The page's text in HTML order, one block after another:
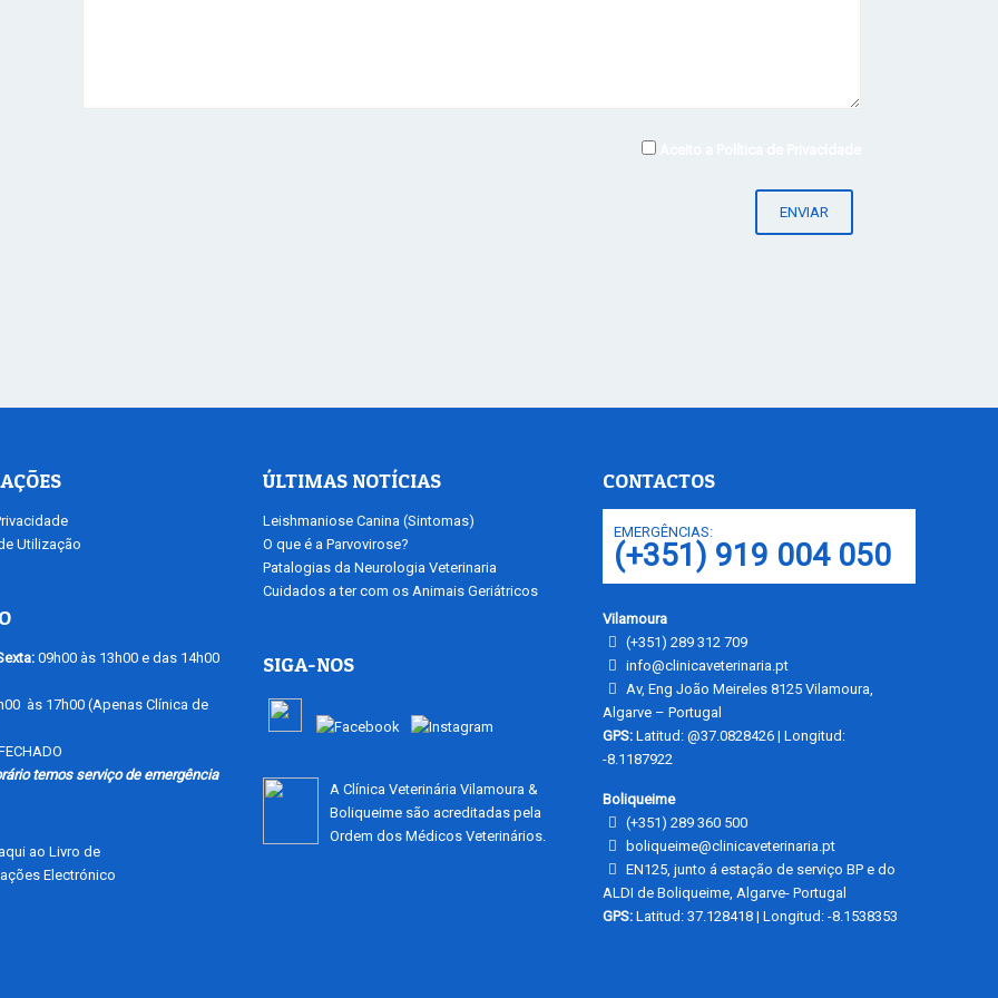
Utilização
09h00 às 13h00 e das 14h00
às 17h00 (Apenas Clínica de
temos serviço de emergência
ao Livro de
Electrónico
ÚLTIMAS NOTÍCIAS
Leishmaniose Canina (Sintomas)
O que é a Parvovirose?
Patalogias da Neurologia Veterinaria
Cuidados a ter com os Animais Geriátricos
SIGA-NOS
A Clínica Veterinária Vilamoura &
Boliqueime são acreditadas pela
Ordem dos Médicos Veterinários.
CONTACTOS
EMERGÊNCIAS:
(+351) 919 004 050
Vilamoura
(+351) 289 312 709
info@clinicaveterinaria.pt
Av, Eng João Meireles 8125 Vilamoura,
Algarve – Portugal
GPS: Latitud: @37.0828426 | Longitud:
-8.1187922
Boliqueime
(+351) 289 360 500
boliqueime@clinicaveterinaria.pt
EN125, junto á estação de serviço BP e do
ALDI de Boliqueime, Algarve- Portugal
GPS:Latitud: 37.128418 | Longitud: -8.1538353